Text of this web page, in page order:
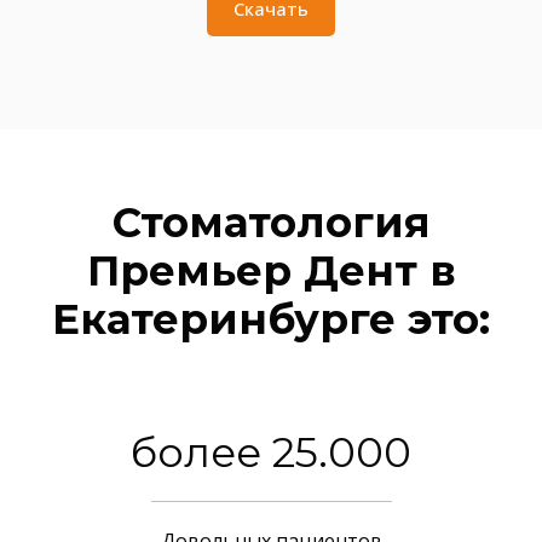
Скачать
Стоматология
Премьер Дент в
Екатеринбурге это:
более 25.000